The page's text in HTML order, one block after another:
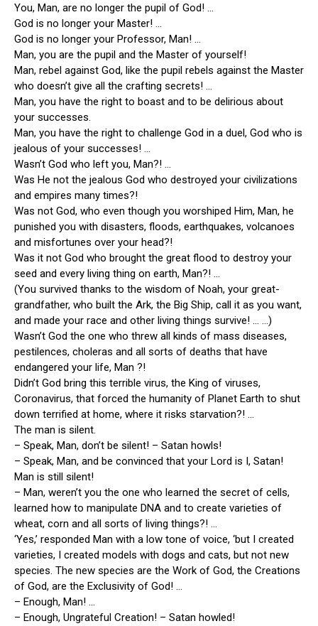
You, Man, are no longer the pupil of God! …
God is no longer your Master! …
God is no longer your Professor, Man! …
Man, you are the pupil and the Master of yourself!
Man, rebel against God, like the pupil rebels against the Master
who doesn’t give all the crafting secrets! …
Man, you have the right to boast and to be delirious about
your successes.
Man, you have the right to challenge God in a duel, God who is
jealous of your successes! …
Wasn’t God who left you, Man?! …
Was He not the jealous God who destroyed your civilizations
and empires many times?!
Was not God, who even though you worshiped Him, Man, he
punished you with disasters, floods, earthquakes, volcanoes
and misfortunes over your head?!
Was it not God who brought the great flood to destroy your
seed and every living thing on earth, Man?! …
(You survived thanks to the wisdom of Noah, your great-
grandfather, who built the Ark, the Big Ship, call it as you want,
and made your race and other living things survive! … …)
Wasn’t God the one who threw all kinds of mass diseases,
pestilences, choleras and all sorts of deaths that have
endangered your life, Man ?!
Didn’t God bring this terrible virus, the King of viruses,
Coronavirus, that forced the humanity of Planet Earth to shut
down terrified at home, where it risks starvation?! …
The man is silent.
– Speak, Man, don’t be silent! – Satan howls!
– Speak, Man, and be convinced that your Lord is I, Satan!
Man is still silent!
– Man, weren’t you the one who learned the secret of cells,
learned how to manipulate DNA and to create varieties of
wheat, corn and all sorts of living things?! …
‘Yes,’ responded Man with a low tone of voice, ‘but I created
varieties, I created models with dogs and cats, but not new
species. The new species are the Work of God, the Creations
of God, are the Exclusivity of God! …
– Enough, Man! …
– Enough, Ungrateful Creation! – Satan howled!